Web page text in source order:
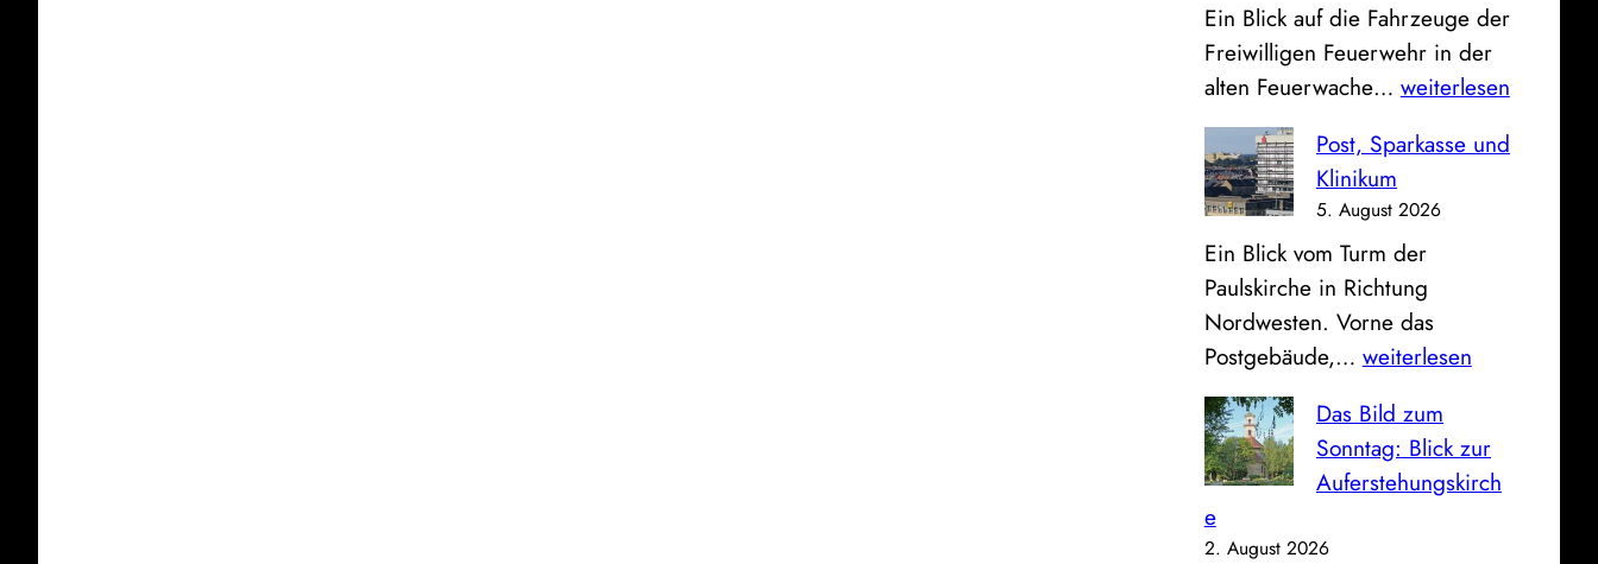
Ein Blick auf die Fahrzeuge der
Freiwilligen Feuerwehr in der
alten Feuerwache… O
f
n
e
F
a
h
z
e
u
weiterlesen
Post, Sparkasse und
Klinikum
5. August 2026
Ein Blick vom Turm der
Paulskirche in Richtung
Nordwesten. Vorne das
Postgebäude,… P
s
t
,
weiterlesen
Das Bild zum
Sonntag: Blick zur
Auferstehungskirch
e
2. August 2026